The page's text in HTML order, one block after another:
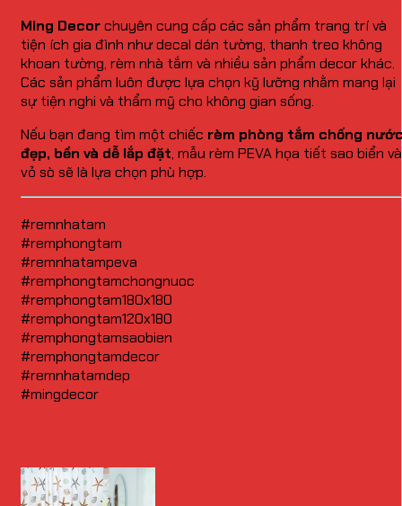
Ming Decorchuyên cung cấp các sản phẩm trang trí và
tiện ích gia đình như decal dán tường, thanh treo không
khoan tường, rèm nhà tắm và nhiều sản phẩm decor khác.
Các sản phẩm luôn được lựa chọn kỹ lưỡng nhằm mang lại
sự tiện nghi và thẩm mỹ cho không gian sống.
Nếu bạn đang tìm một chiếc rèm phòng tắm chống
đẹp, bền và dễ lắp đặt, mẫu rèm PEVA họa tiết sao biển và
vỏ sò sẽ là lựa chọn phù hợp.
#remnhatam
#remphongtam
#remnhatampeva
#remphongtamchongnuoc
#remphongtam180x180
#remphongtam120x180
#remphongtamsaobien
#remphongtamdecor
#remnhatamdep
#mingdecor